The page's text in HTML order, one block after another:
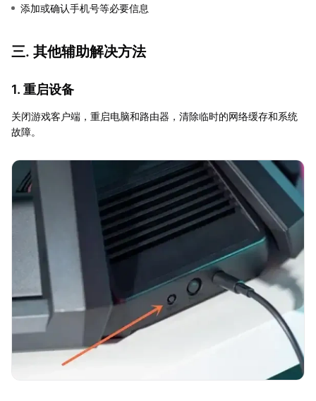
添加或确认手机号等必要信息
三. 其他辅助解决方法
1. 重启设备
关闭游戏客户端，重启电脑和路由器，清除临时的网络缓存和系统
故障。